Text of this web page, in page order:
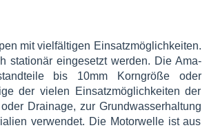
mit vielfältigen Einsatzmöglichkeiten.
stationär eingesetzt werden. Die Ama-
bis 10mm Korngröße oder
der vielen Einsatzmöglichkeiten der
Drainage, zur Grundwasserhaltung
verwendet. Die Motorwelle ist aus